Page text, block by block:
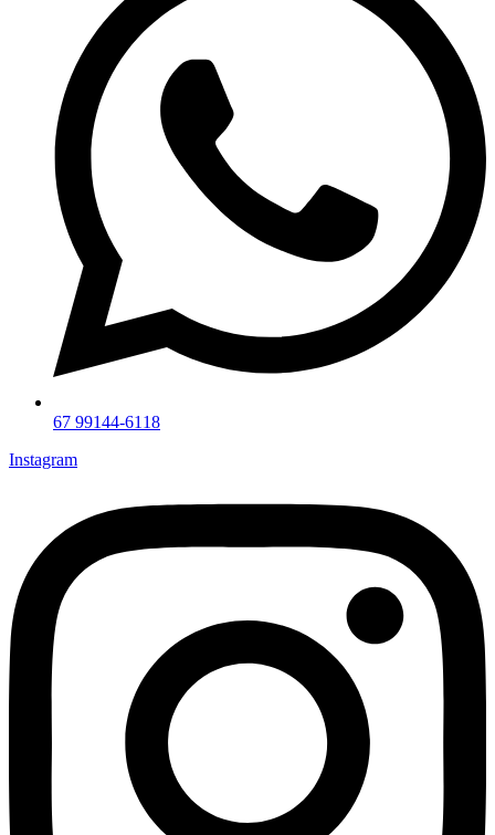
67 99144-6118
Instagram